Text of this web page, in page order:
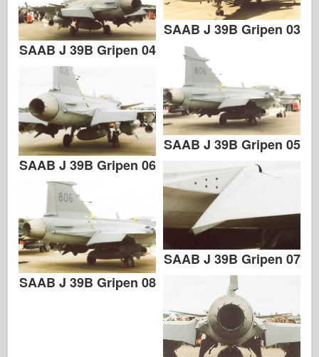
SAAB J 39B Gripen 03
SAAB J 39B Gripen 04
SAAB J 39B Gripen 05
SAAB J 39B Gripen 06
SAAB J 39B Gripen 07
SAAB J 39B Gripen 08